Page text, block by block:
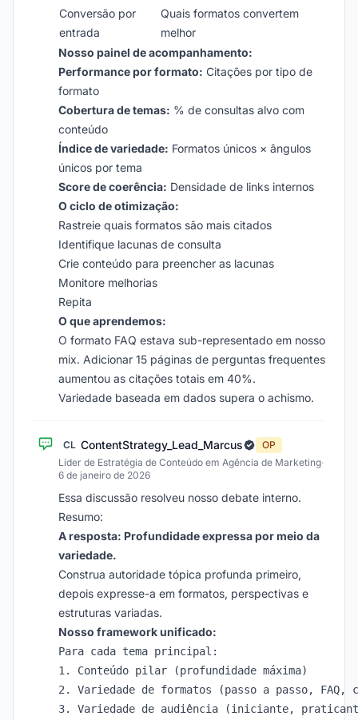
Conversão por
entrada
Quais formatos convertem
melhor
Nosso painel de acompanhamento:
Performance por formato: Citações por tipo de
formato
Cobertura de temas: % de consultas alvo com
conteúdo
Índice de variedade: Formatos únicos × ângulos
únicos por tema
Score de coerência: Densidade de links internos
O ciclo de otimização:
Rastreie quais formatos são mais citados
Identifique lacunas de consulta
Crie conteúdo para preencher as lacunas
Monitore melhorias
Repita
O que aprendemos:
O formato FAQ estava sub-representado em nosso
mix. Adicionar 15 páginas de perguntas frequentes
aumentou as citações totais em 40%.
Variedade baseada em dados supera o achismo.
CL ContentStrategy_Lead_Marcus
OP
Líder de Estratégia de Conteúdo em Agência de Marketing·
6 de janeiro de 2026
Essa discussão resolveu nosso debate interno.
Resumo:
A resposta: Profundidade expressa por meio da
variedade.
Construa autoridade tópica profunda primeiro,
depois expresse-a em formatos, perspectivas e
estruturas variadas.
Nosso framework unificado:
Para cada tema principal:
1. Conteúdo pilar (profundidade máxima)
2. Variedade de formatos (passo a passo, FAQ,
3. Variedade de audiência (iniciante,